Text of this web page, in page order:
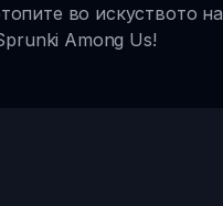
во искуството на
Among Us!